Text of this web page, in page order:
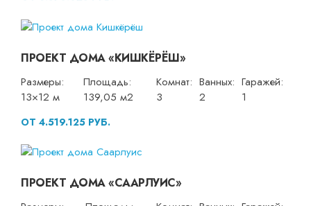
ПРОЕКТ ДОМА «КИШКЁРЁШ»
Размеры:
13×12 м
Площадь:
139,05 м2
Комнат:
3
Ванных:
2
Гаражей:
1
ОТ 4.519.125 РУБ.
ПРОЕКТ ДОМА «СААРЛУИС»